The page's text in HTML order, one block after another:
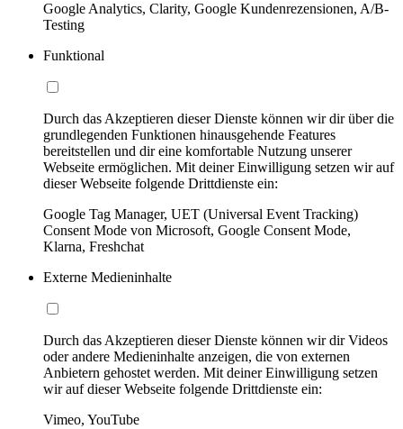
Google Analytics, Clarity, Google Kundenrezensionen, A/B-
Testing
Funktional
Durch das Akzeptieren dieser Dienste können wir dir über die
grundlegenden Funktionen hinausgehende Features
bereitstellen und dir eine komfortable Nutzung unserer
Webseite ermöglichen. Mit deiner Einwilligung setzen wir auf
dieser Webseite folgende Drittdienste ein:
Google Tag Manager, UET (Universal Event Tracking)
Consent Mode von Microsoft, Google Consent Mode,
Klarna, Freshchat
Externe Medieninhalte
Durch das Akzeptieren dieser Dienste können wir dir Videos
oder andere Medieninhalte anzeigen, die von externen
Anbietern gehostet werden. Mit deiner Einwilligung setzen
wir auf dieser Webseite folgende Drittdienste ein:
Vimeo, YouTube